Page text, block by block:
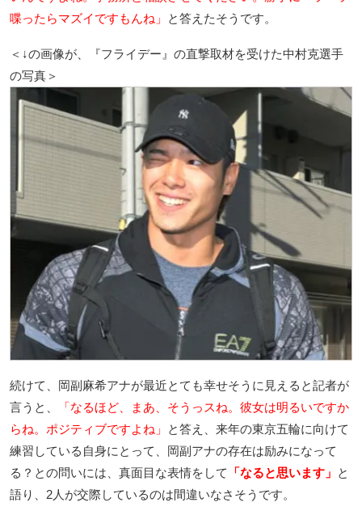
喋ったらマズイですもんね」
と答えたそうです。
＜↓の画像が、『フライデー』の直撃取材を受けた中村克選手
の写真＞
続けて、岡副麻希アナが最近とても幸せそうに見えると記者が
言うと、
「なるほど、まあ、そうっスね。彼女は明るいですか
らね。ポジティブですよね」
と答え、来年の東京五輪に向けて
練習している自身にとって、岡副アナの存在は励みになって
る？との問いには、真面目な表情をして
「なると思います」 と
語り、2人が交際しているのは間違いなさそうです。